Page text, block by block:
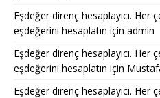
Eşdeğer direnç hesaplayıcı. Her
eşdeğerini hesaplatın için admin
Eşdeğer direnç hesaplayıcı. Her
eşdeğerini hesaplatın için
Eşdeğer direnç hesaplayıcı. Her